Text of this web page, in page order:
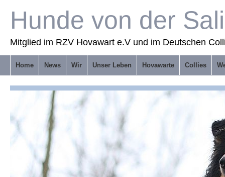
Hunde von der
Mitglied im RZV Hovawart e.V und im Deutschen
Home News Wir Unser Leben Hovawarte Collies